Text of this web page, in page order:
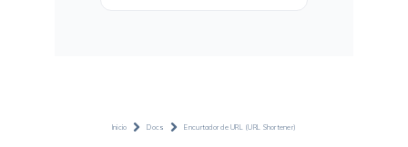
Inicio Docs Encurtador de URL (URL Shortener)